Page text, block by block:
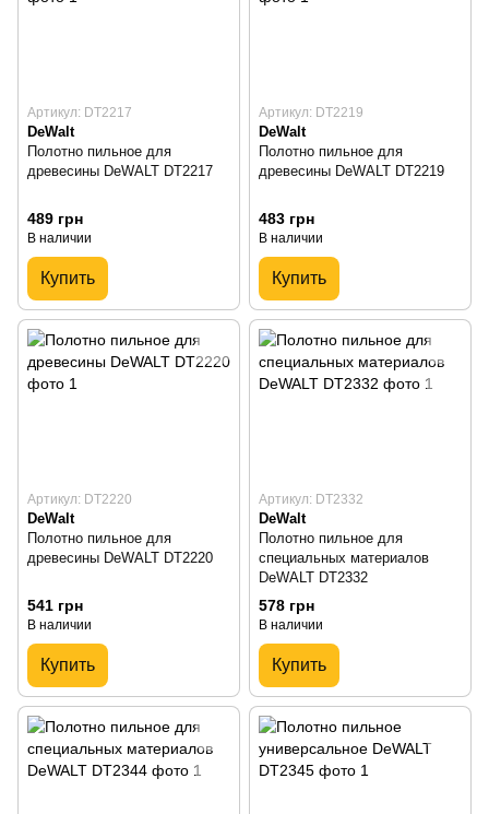
Артикул: DT2217
DeWalt
Полотно пильное для
древесины DeWALT DT2217
489 грн
В наличии
Купить
Артикул: DT2219
DeWalt
Полотно пильное для
древесины DeWALT DT2219
483 грн
В наличии
Купить
Артикул: DT2220
DeWalt
Полотно пильное для
древесины DeWALT DT2220
541 грн
В наличии
Купить
Артикул: DT2332
DeWalt
Полотно пильное для
специальных материалов
DeWALT DT2332
578 грн
В наличии
Купить